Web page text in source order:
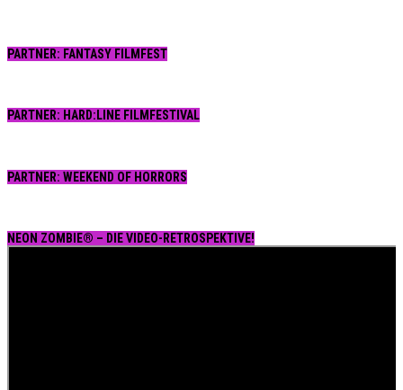
PARTNER: FANTASY FILMFEST
PARTNER: HARD:LINE FILMFESTIVAL
PARTNER: WEEKEND OF HORRORS
NEON ZOMBIE® – DIE VIDEO-RETROSPEKTIVE!